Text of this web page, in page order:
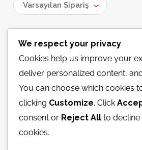
Varsayılan Sipariş
Hiçbirşey
Üzgünüz ama aramanızla
ilanımız yok, arama
deneyin
We respect your privacy
Cookies help us improve your
deliver personalized content,
You can choose which cookies
clicking Customize. Click
consent or Reject All to decline
cookies.